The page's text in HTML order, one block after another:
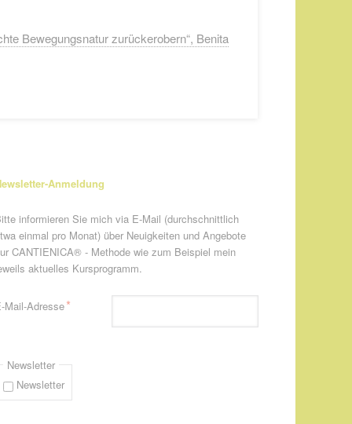
Bewegungsnatur zurückerobern“, Benita
Anmeldung
informieren Sie mich via E-Mail (durchschnittlich
einmal pro Monat) über Neuigkeiten und Angebote
CANTIENICA® - Methode wie zum Beispiel mein
aktuelles Kursprogramm.
Mail-Adresse*
Newsletter
Newsletter